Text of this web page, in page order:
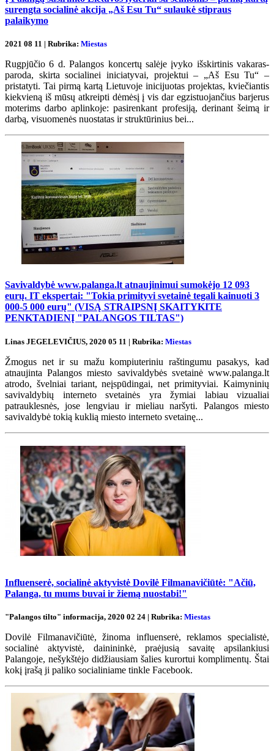
surengta socialinė akcija „Aš Esu Tu“ sulaukė stipraus
palaikymo
2021 08 11 | Rubrika: Miestas
Rugpjūčio 6 d. Palangos koncertų salėje įvyko išskirtinis vakaras-
paroda, skirta socialinei iniciatyvai, projektui – „Aš Esu Tu“ –
pristatyti. Tai pirmą kartą Lietuvoje inicijuotas projektas, kviečiantis
kiekvieną iš mūsų atkreipti dėmėsį į vis dar egzistuojančius barjerus
moterims darbo aplinkoje: pasirenkant profesiją, derinant šeimą ir
darbą, visuomenės nuostatas ir struktūrinius bei...
Savivaldybė www.palanga.lt atnaujinimui sumokėjo 12 093
eurų. IT ekspertai: "Tokia primityvi svetainė tegali kainuoti 3
000-5 000 eurų" (VISĄ STRAIPSNĮ SKAITYKITE
PENKTADIENĮ "PALANGOS TILTAS")
Linas JEGELEVIČIUS, 2020 05 11 | Rubrika: Miestas
Žmogus net ir su mažu kompiuteriniu raštingumu pasakys, kad
atnaujinta Palangos miesto savivaldybės svetainė www.palanga.lt
atrodo, švelniai tariant, neįspūdingai, net primityviai. Kaimyninių
savivaldybių interneto svetainės yra žymiai labiau vizualiai
patrauklesnės, jose lengviau ir mieliau naršyti. Palangos miesto
savivaldybė tokią kuklią miesto interneto svetainę...
Influenserė, socialinė aktyvistė Dovilė Filmanavičiūtė: "Ačiū,
Palanga, tu mums buvai ir žiemą nuostabi!"
"Palangos tilto" informacija, 2020 02 24 | Rubrika: Miestas
Dovilė Filmanavičiūtė, žinoma influenserė, reklamos specialistė,
socialinė aktyvistė, dainininkė, praėjusią savaitę apsilankiusi
Palangoje, nešykštėjo didžiausiam šalies kurortui komplimentų. Štai
kokį įrašą ji paliko socialiniame tinkle Facebook.